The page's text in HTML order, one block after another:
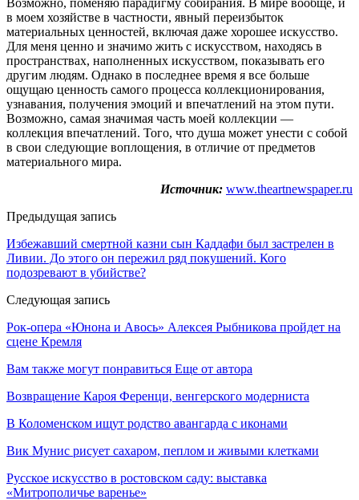
в моем хозяйстве в частности, явный переизбыток
материальных ценностей, включая даже хорошее искусство.
Для меня ценно и значимо жить с искусством, находясь в
пространствах, наполненных искусством, показывать его
другим людям. Однако в последнее время я все больше
ощущаю ценность самого процесса коллекционирования,
узнавания, получения эмоций и впечатлений на этом пути.
Возможно, самая значимая часть моей коллекции —
коллекция впечатлений. Того, что душа может унести с собой
в свои следующие воплощения, в отличие от предметов
материального мира.
Источник: www.theartnewspaper.ru
Предыдущая запись
Избежавший смертной казни сын Каддафи был застрелен в
Ливии. До этого он пережил ряд покушений. Кого
подозревают в убийстве?
Следующая запись
Рок-опера «Юнона и Авось» Алексея Рыбникова пройдет на
сцене Кремля
Вам также могут понравиться Еще от автора
Возвращение Кароя Ференци, венгерского модерниста
В Коломенском ищут родство авангарда с иконами
Вик Мунис рисует сахаром, пеплом и живыми клетками
Русское искусство в ростовском саду: выставка
«Митрополичье варенье»